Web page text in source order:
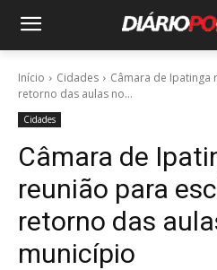
Início Cidades
Câmara de Ipatinga
retorno das aulas no...
Cidades
Câmara de
reunião para
retorno das
município